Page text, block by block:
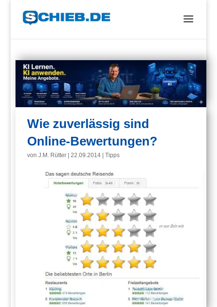
Wie zuverlässig sind
Online-Bewertungen?
vonJ.M. Rütter |22.09.2014 |Tipps